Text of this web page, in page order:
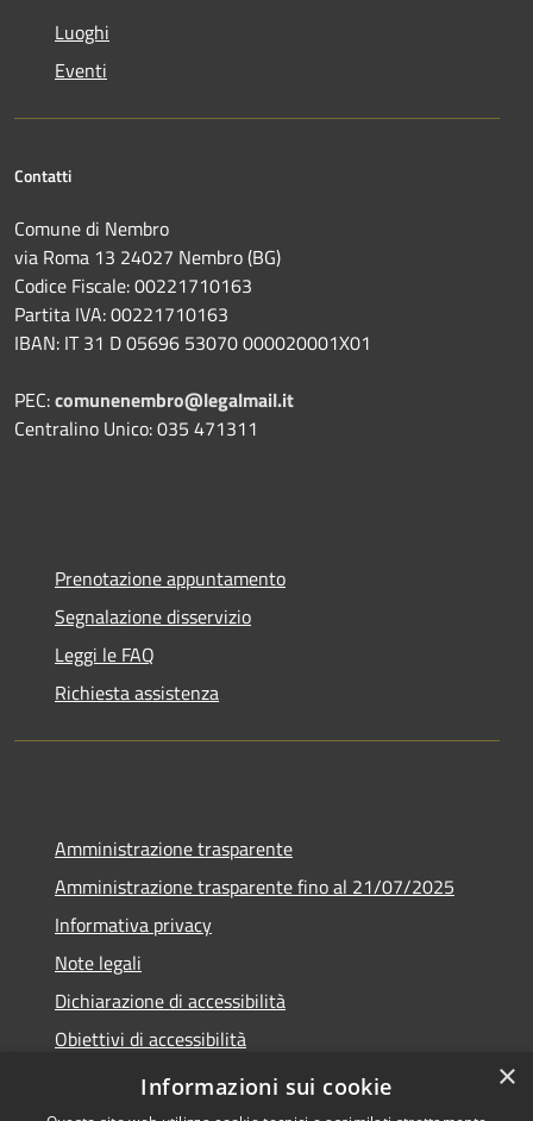
Luoghi
Eventi
Contatti
Comune di Nembro
via Roma 13 24027 Nembro (BG)
Codice Fiscale: 00221710163
Partita IVA: 00221710163
IBAN: IT 31 D 05696 53070 000020001X01
PEC:comunenembro@legalmail.it
Centralino Unico: 035 471311
Prenotazione appuntamento
Segnalazione disservizio
Leggi le FAQ
Richiesta assistenza
Amministrazione trasparente
Amministrazione trasparente fino al 21/07/2025
Informativa privacy
Note legali
Dichiarazione di accessibilità
Obiettivi di accessibilità
Piano di miglioramento
×
Informazioni sui cookie